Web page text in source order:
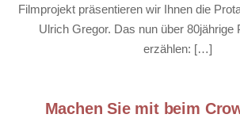
Filmprojekt präsentieren wir Ihnen die
Ulrich Gregor. Das nun über 80jährige
erzählen: […]
Machen Sie mit beim